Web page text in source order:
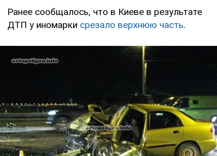
Ранее сообщалось, что в Киеве в результате
ДТП у иномарки срезало верхнюю часть.